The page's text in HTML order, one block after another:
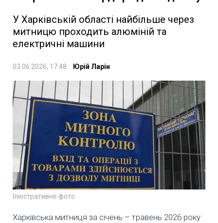
У Харківській області найбільше через
митницю проходить алюміній та
електричні машини
03.06.2026, 17:48 Юрій Ларін
Ілюстративне фото
Харківська митниця за січень – травень 2026 року